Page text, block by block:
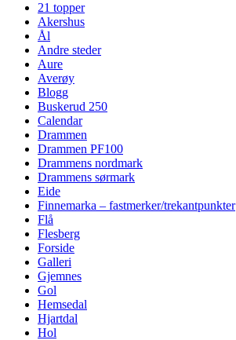
21 topper
Akershus
Ål
Andre steder
Aure
Averøy
Blogg
Buskerud 250
Calendar
Drammen
Drammen PF100
Drammens nordmark
Drammens sørmark
Eide
Finnemarka – fastmerker/trekantpunkter
Flå
Flesberg
Forside
Galleri
Gjemnes
Gol
Hemsedal
Hjartdal
Hol